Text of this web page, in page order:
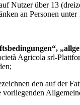
Nutzer über 13
an Personen unter
Agricola srl-
den auf der